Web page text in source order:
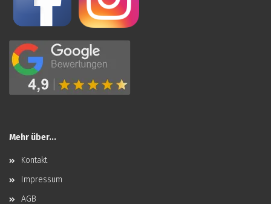
Mehr über...
Kontakt
Impressum
AGB